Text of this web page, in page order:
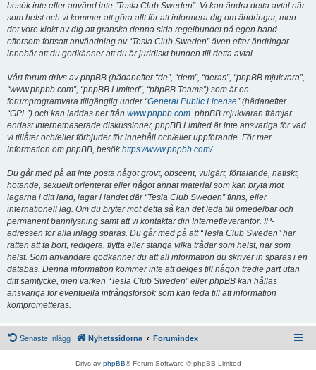
besök inte eller använd inte “Tesla Club Sweden”. Vi kan ändra detta avtal när
som helst och vi kommer att göra allt för att informera dig om ändringar, men
det vore klokt av dig att granska denna sida regelbundet på egen hand
eftersom fortsatt användning av “Tesla Club Sweden” även efter ändringar
innebär att du godkänner att du är juridiskt bunden till detta avtal.
Vårt forum drivs av phpBB (hädanefter “de”, “dem”, “deras”, “phpBB mjukvara”,
“www.phpbb.com”, “phpBB Limited”, “phpBB Teams”) som är en
forumprogramvara tillgänglig under “General Public License” (hädanefter
“GPL”) och kan laddas ner från www.phpbb.com. phpBB mjukvaran främjar
endast Internetbaserade diskussioner, phpBB Limited är inte ansvariga för vad
vi tillåter och/eller förbjuder för innehåll och/eller uppförande. För mer
information om phpBB, besökhttps://www.phpbb.com/.
Du går med på att inte posta något grovt, obscent, vulgärt, förtalande, hatiskt,
hotande, sexuellt orienterat eller något annat material som kan bryta mot
lagarna i ditt land, lagar i landet där “Tesla Club Sweden” finns, eller
internationell lag. Om du bryter mot detta så kan det leda till omedelbar och
permanent bannlysning samt att vi kontaktar din Internetleverantör. IP-
adressen för alla inlägg sparas. Du går med på att “Tesla Club Sweden” har
rätten att ta bort, redigera, flytta eller stänga vilka trådar som helst, när som
helst. Som användare godkänner du att all information du skriver in sparas i en
databas. Denna information kommer inte att delges till någon tredje part utan
ditt samtycke, men varken “Tesla Club Sweden” eller phpBB kan hållas
ansvariga för eventuella intrångsförsök som kan leda till att information
komprometteras.
Senaste Inlägg Nyhetssidorna Forumindex
Drivs av phpBB® Forum Software © phpBB Limited